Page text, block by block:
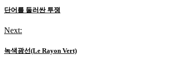
탐
색
단어를 둘러싼 투쟁
Next:
녹색광선(Le Rayon Vert)